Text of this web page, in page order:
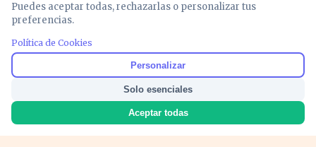
Noticias y análisis de economía, mercados,
inversión y política. Información actualizada
para entender lo que mueve tu dinero y tu
país.
Puedes aceptar todas, rechazarlas o personalizar tus
preferencias.
Política de Cookies
Personalizar
Solo esenciales
Aceptar todas